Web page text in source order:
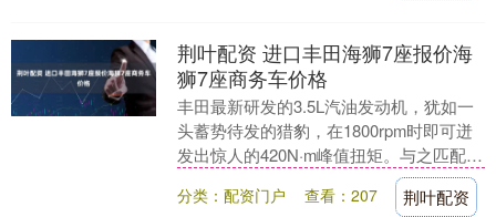
荆叶配资 进口丰田海狮7座报价海
狮7座商务车价格
丰田最新研发的3.5L汽油发动机，犹如一
头蓄势待发的猎豹，在1800rpm时即可迸
发出惊人的420N·m峰值扭矩。与之匹配的
6速自动变速箱仿佛一位经验丰富的管
家....
分类：配资门户 查看：207 荆叶配资